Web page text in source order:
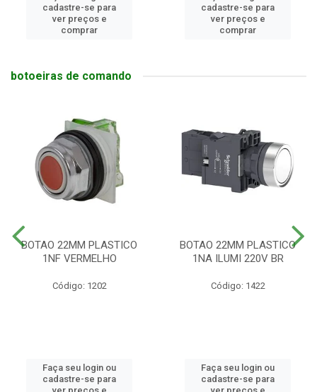
cadastre-se para
ver preços e
comprar
cadastre-se para
ver preços e
comprar
botoeiras de comando
BOTAO 22MM PLASTICO
1NF VERMELHO
Código: 1202
Faça seu login ou
cadastre-se para
BOTAO 22MM PLASTICO
1NA ILUMI 220V BR
Código: 1422
Faça seu login ou
cadastre-se para